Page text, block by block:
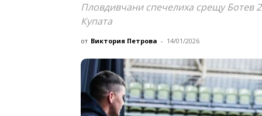
Пловдивчани спечелиха срещу Ботев
Купата
от Виктория Петрова - 14/01/2026